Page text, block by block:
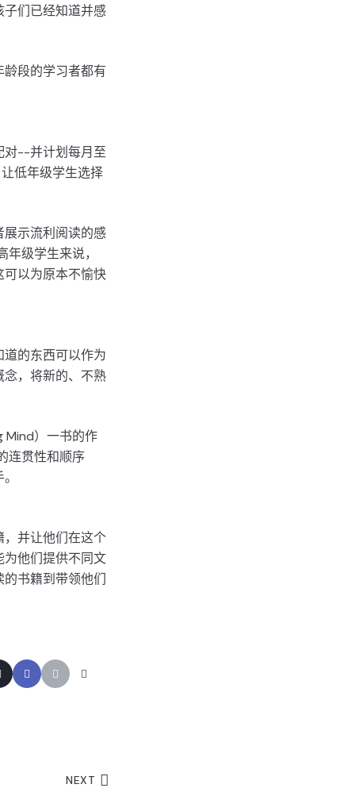
们已经知道并感
段的学习者都有
对--并计划每月至
低年级学生选择
示流利阅读的感
级学生来说，
以为原本不愉快
的东西可以作为
，将新的、不熟
Mind）一书的作
连贯性和顺序
并让他们在这个
他们提供不同文
书籍到带领他们
NEXT